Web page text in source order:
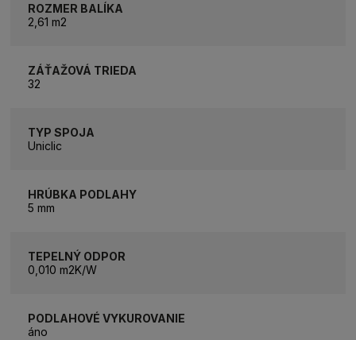
ROZMER BALÍKA
2,61 m2
ZÁŤAŽOVÁ TRIEDA
32
TYP SPOJA
Uniclic
HRÚBKA PODLAHY
5 mm
TEPELNÝ ODPOR
0,010 m2K/W
PODLAHOVÉ VYKUROVANIE
áno